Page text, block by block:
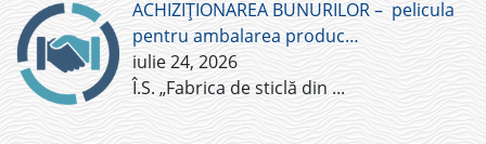
ACHIZIȚIONAREA BUNURILOR – pelicula
pentru ambalarea produc…
iulie 24, 2026
Î.S. „Fabrica de sticlă din ...